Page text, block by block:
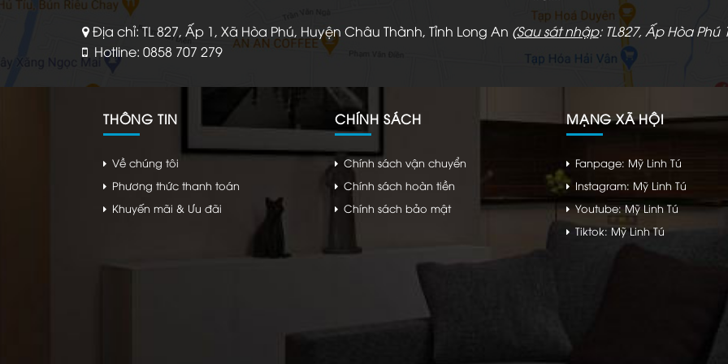
Địa chỉ: TL 827, Ấp 1, Xã Hòa Phú, Huyện Châu Thành, Tỉnh Long An (Sau sát nhập: TL827, Ấp Hòa Phú
Hotline: 0858 707 279
THÔNG TIN
Về chúng tôi
Phương thức thanh toán
Khuyến mãi & Ưu đãi
CHÍNH SÁCH
Chính sách vận chuyển
Chính sách hoàn tiền
Chính sách bảo mật
MẠNG XÃ HỘI
Fanpage: Mỹ Linh Tú
Instagram: Mỹ Linh Tú
Youtube: Mỹ Linh Tú
Tiktok: Mỹ Linh Tú